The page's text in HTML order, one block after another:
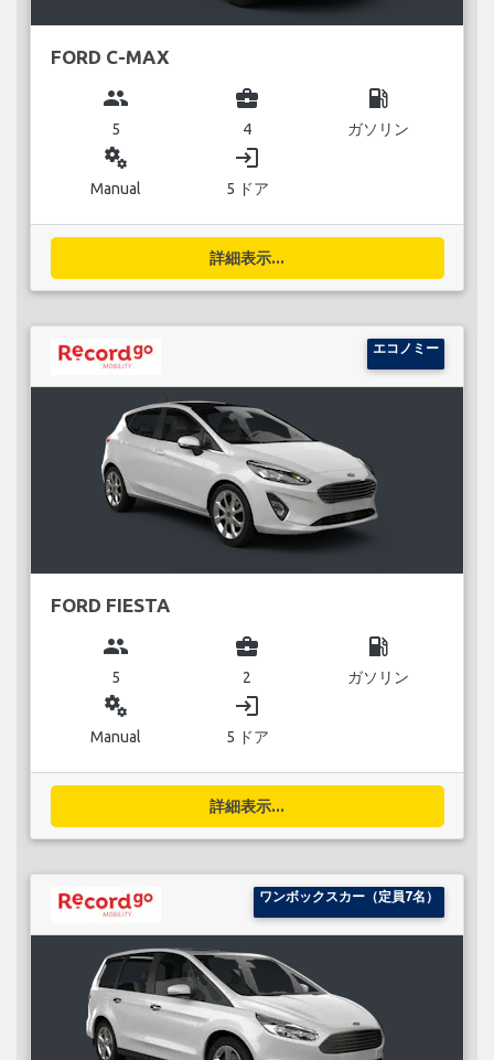
FORD C-MAX
group
5
business_center
4
local_gas_station
ガソリン
miscellaneous_services
Manual
login
5 ドア
詳細表示...
エコノミー
FORD FIESTA
group
5
business_center
2
local_gas_station
ガソリン
miscellaneous_services
Manual
login
5 ドア
詳細表示...
ワンボックスカー（定員7名）